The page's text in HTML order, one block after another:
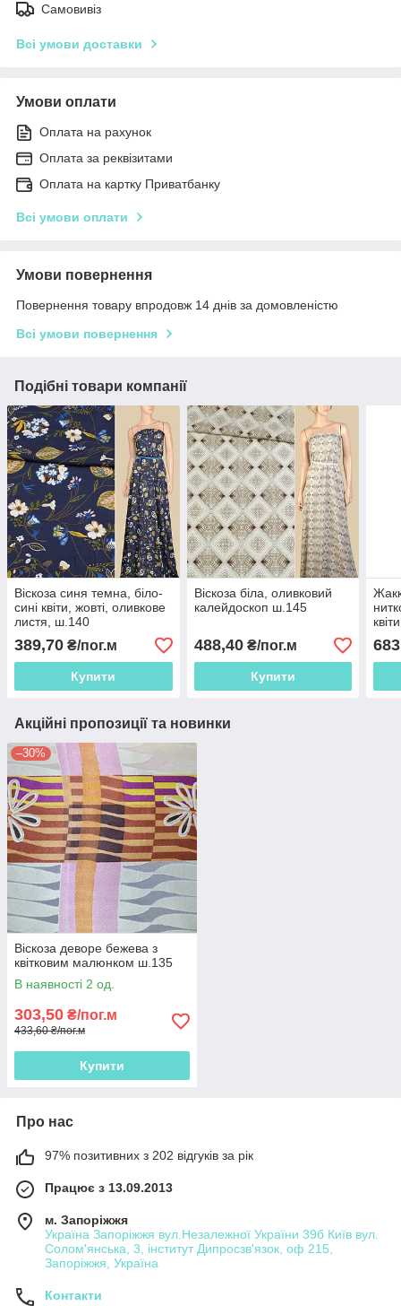
Самовивіз
Всі умови доставки
Умови оплати
Оплата на рахунок
Оплата за реквізитами
Оплата на картку Приватбанку
Всі умови оплати
Умови повернення
Повернення товару впродовж 14 днів за домовленістю
Всі умови повернення
Подібні товари компанії
Віскоза синя темна, біло-
сині квіти, жовті, оливкове
листя, ш.140
389,70 ₴/пог.м
Купити
Віскоза біла, оливковий
калейдоскоп ш.145
488,40₴/пог.м
Купити
Акційні пропозиції та новинки
–30%
Віскоза деворе бежева з
квітковим малюнком ш.135
В наявності 2 од.
303,50 ₴/пог.м
433,60 ₴/пог.м
Купити
Про нас
97% позитивних з 202 відгуків за рік
Працює з 13.09.2013
м. Запоріжжя
Україна Запоріжжя вул.Незалежної України 39б Київ вул.
Солом'янська, 3, інститут Дипросзв'язок, оф 215,
Запоріжжя, Україна
Контакти